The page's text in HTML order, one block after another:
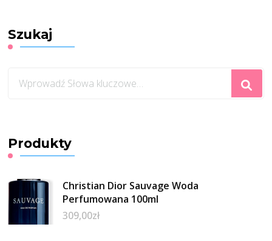
Szukaj
czegoś?
Produkty
Christian Dior Sauvage Woda
Perfumowana 100ml
309,00zł